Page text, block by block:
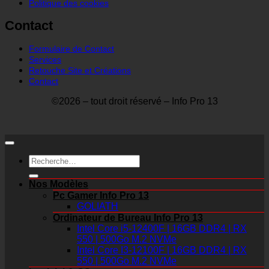
Politique des cookies
Contact
Formulaire de Contact
Services
Retouche Site et Créations
Contact
©2026 – tout droit réservé – Info Pro 13
Recherche
pour :
Nos Modèles
Pc Gamer Info Pro 13
GOLIATH
Ordinateur de Bureau Info Pro 13
Intel Core i5-12400F | 16GB DDR4 | RX
550 | 500Go M.2 NVMe
Intel Core I3-12100F | 16GB DDR4 | RX
550 | 500Go M.2 NVMe